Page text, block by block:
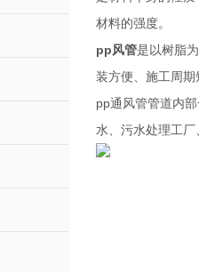
材料的强度。
pp风管是以树脂
装方便、施工周
pp通 风管管道内
水、污水处理工